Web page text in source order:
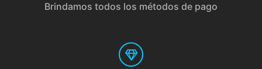
Brindamos todos los métodos de pago